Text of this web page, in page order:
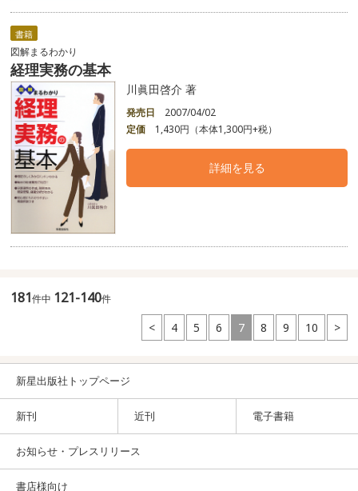
書籍
図解まるわかり
経理実務の基本
川眞田啓介 著
発売日
2007/04/02
定価
1,430円（本体1,300円+税）
詳細を見る
181件中 121-140件
< 4 5 6 7 8 9 10 >
新星出版社トップページ
新刊 近刊 電子書籍
お知らせ・プレスリリース
書店様向け